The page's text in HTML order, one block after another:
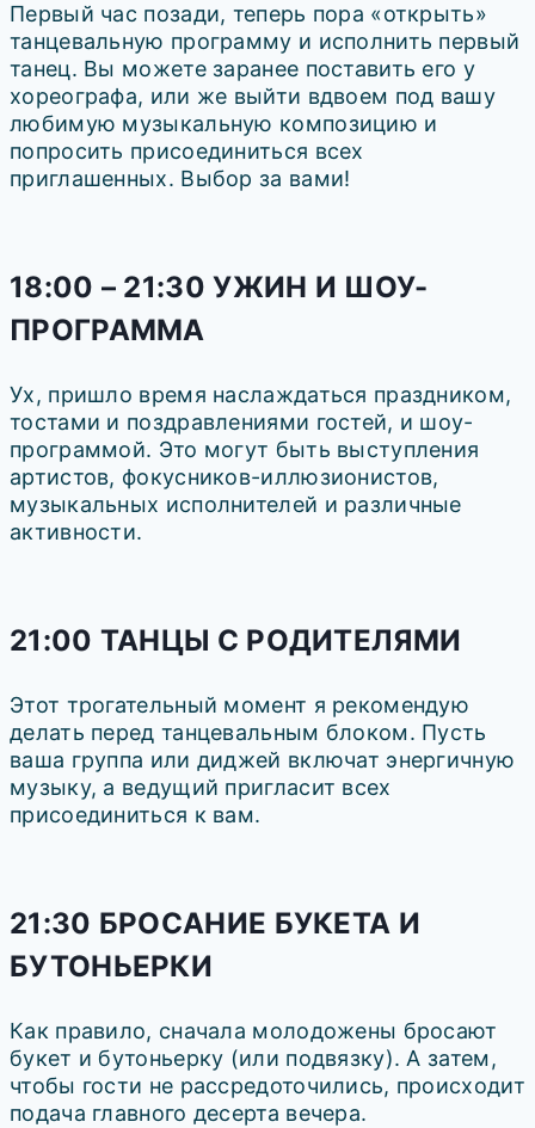
Первый час позади, теперь пора «открыть»
танцевальную программу и исполнить первый
танец. Вы можете заранее поставить его у
хореографа, или же выйти вдвоем под вашу
любимую музыкальную композицию и
попросить присоединиться всех
приглашенных. Выбор за вами!
18:00 – 21:30 УЖИН И ШОУ-
ПРОГРАММА
Ух, пришло время наслаждаться праздником,
тостами и поздравлениями гостей, и шоу-
программой. Это могут быть выступления
артистов, фокусников-иллюзионистов,
музыкальных исполнителей и различные
активности.
21:00 ТАНЦЫ С РОДИТЕЛЯМИ
Этот трогательный момент я рекомендую
делать перед танцевальным блоком. Пусть
ваша группа или диджей включат энергичную
музыку, а ведущий пригласит всех
присоединиться к вам.
21:30 БРОСАНИЕ БУКЕТА И
БУТОНЬЕРКИ
Как правило, сначала молодожены бросают
букет и бутоньерку (или подвязку). А затем,
чтобы гости не рассредоточились, происходит
подача главного десерта вечера.